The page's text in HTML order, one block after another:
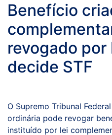
Benefício
revogado por
decide STF
O Supremo Tribunal
ordinária pode revogar
instituído por lei